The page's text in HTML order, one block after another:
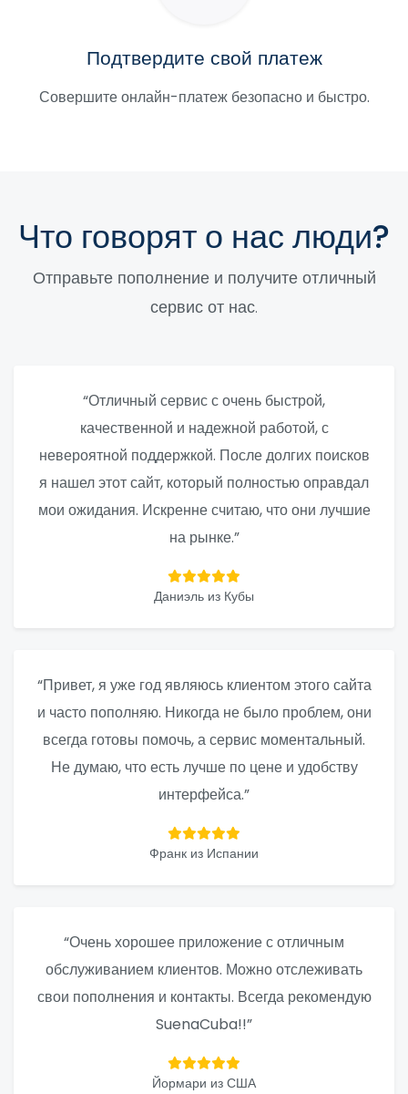
Подтвердите свой платеж
Совершите онлайн-платеж безопасно и быстро.
Что говорят о нас люди?
Отправьте пополнение и получите отличный
сервис от нас.
“Отличный сервис с очень быстрой,
качественной и надежной работой, с
невероятной поддержкой. После долгих поисков
я нашел этот сайт, который полностью оправдал
мои ожидания. Искренне считаю, что они лучшие
на рынке.”
Даниэль из Кубы
“Привет, я уже год являюсь клиентом этого сайта
и часто пополняю. Никогда не было проблем, они
всегда готовы помочь, а сервис моментальный.
Не думаю, что есть лучше по цене и удобству
интерфейса.”
Франк из Испании
“Очень хорошее приложение с отличным
обслуживанием клиентов. Можно отслеживать
свои пополнения и контакты. Всегда рекомендую
SuenaCuba!!”
Йормари из США